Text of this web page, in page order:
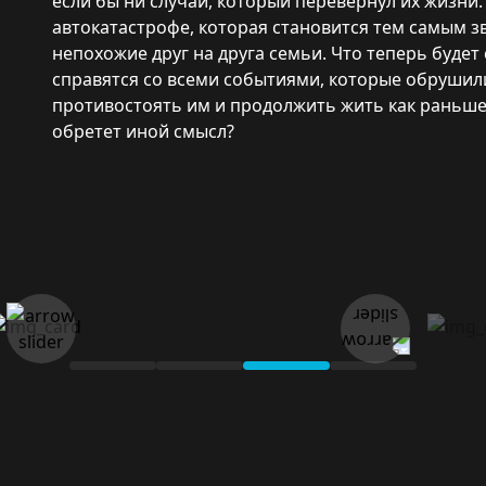
автокатастрофе, которая становится тем
непохожие друг на друга семьи. Что теперь
справятся со всеми событиями, которые
противостоять им и продолжить жить как
обретет иной смысл?